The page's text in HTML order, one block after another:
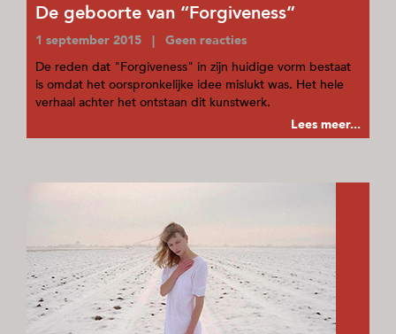
De geboorte van “Forgiveness”
1 september 2015 | Geen reacties
De reden dat "Forgiveness" in zijn huidige vorm bestaat
is omdat het oorspronkelijke idee mislukt was. Het hele
verhaal achter het ontstaan dit kunstwerk.
Lees meer...